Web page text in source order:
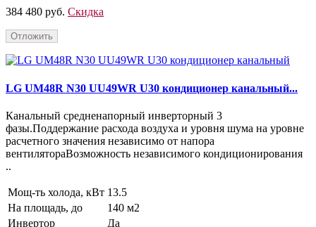
384 480 руб. Скидка
Отложить
LG UM48R N30 UU49WR U30 кондиционер канальный...
Канальный средненапорный инверторный 3
фазы.Поддержание расхода воздуха и уровня шума на уровне
расчетного значения независимо от напора
вентилятораВозможность независимого кондиционирования
..
Мощ-ть холода, кВт 13.5
На площадь, до
140 м2
Инвертор
Да